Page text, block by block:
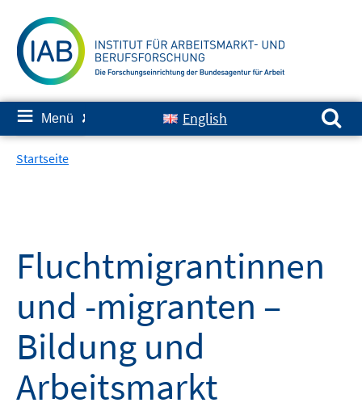
zum
Inhalt
≡ Menü ✘ English
Suchen nach:
Startseite
Fluchtmigrantinnen
und -migranten –
Bildung und
Arbeitsmarkt